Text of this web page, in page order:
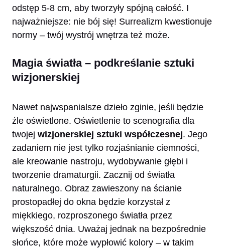
odstęp 5-8 cm, aby tworzyły spójną całość. I
najważniejsze: nie bój się! Surrealizm kwestionuje
normy – twój wystrój wnętrza też może.
Magia światła – podkreślanie sztuki
wizjonerskiej
Nawet najwspanialsze dzieło zginie, jeśli będzie
źle oświetlone. Oświetlenie to scenografia dla
twojej wizjonerskiej sztuki współczesnej. Jego
zadaniem nie jest tylko rozjaśnianie ciemności,
ale kreowanie nastroju, wydobywanie głębi i
tworzenie dramaturgii. Zacznij od światła
naturalnego. Obraz zawieszony na ścianie
prostopadłej do okna będzie korzystał z
miękkiego, rozproszonego światła przez
większość dnia. Uważaj jednak na bezpośrednie
słońce, które może wypłowić kolory – w takim